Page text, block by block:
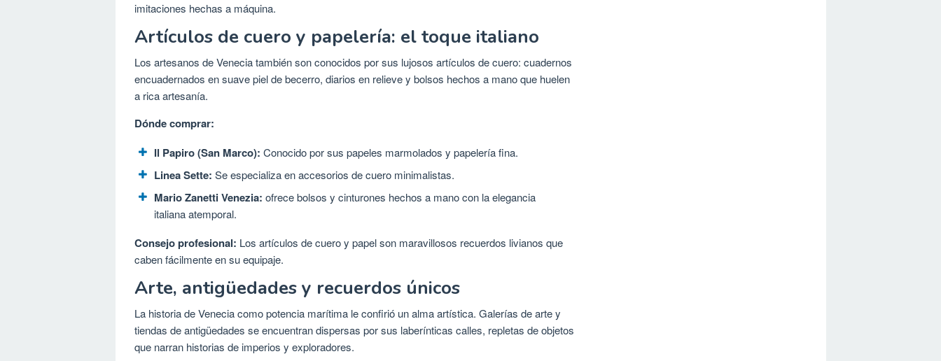
imitaciones hechas a máquina.
Artículos de cuero y papelería: el toque italiano
Los artesanos de Venecia también son conocidos por sus lujosos artículos de cuero: cuadernos
encuadernados en suave piel de becerro, diarios en relieve y bolsos hechos a mano que huelen
a rica artesanía.
Dónde comprar:
Il Papiro (San Marco): Conocido por sus papeles marmolados y papelería fina.
Linea Sette: Se especializa en accesorios de cuero minimalistas.
Mario Zanetti Venezia: ofrece bolsos y cinturones hechos a mano con la elegancia
italiana atemporal.
Consejo profesional: Los artículos de cuero y papel son maravillosos recuerdos livianos que
caben fácilmente en su equipaje.
Arte, antigüedades y recuerdos únicos
La historia de Venecia como potencia marítima le confirió un alma artística. Galerías de arte y
tiendas de antigüedades se encuentran dispersas por sus laberínticas calles, repletas de objetos
que narran historias de imperios y exploradores.